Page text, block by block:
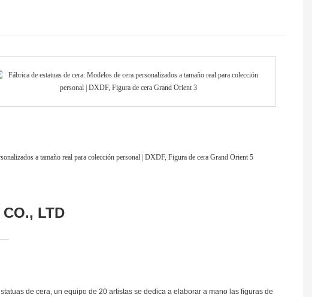
LTD
de cera, un equipo de 20 artistas se dedica a elaborar a mano las figuras de